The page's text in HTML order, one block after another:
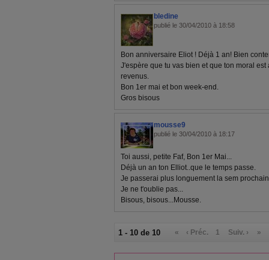
bledine
publié le 30/04/2010 à 18:58
Bon anniversaire Eliot ! Déjà 1 an! Bien
J'espère que tu vas bien et que ton moral
revenus.
Bon 1er mai et bon week-end.
Gros bisous
mousse9
publié le 30/04/2010 à 18:17
Toi aussi, petite Faf, Bon 1er Mai...
Déjà un an ton Elliot..que le temps passe.
Je passerai plus longuement la sem
Je ne t'oublie pas...
Bisous, bisous...Mousse.
1 - 10 de 10 « ‹ Préc. 1 Suiv. › »